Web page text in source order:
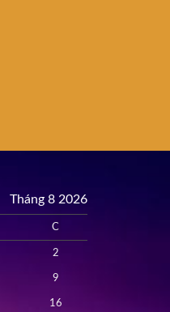
Tháng 8 2026
C
2
9
16